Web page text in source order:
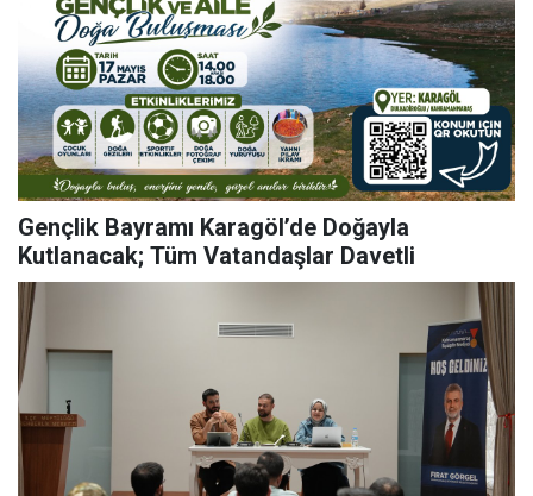
Gençlik Bayramı Karagöl’de Doğayla
Kutlanacak; Tüm Vatandaşlar Davetli